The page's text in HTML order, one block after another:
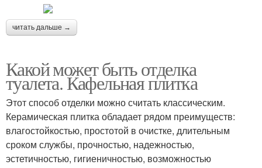
читать дальше →
Какой может быть отделка
туалета. Кафельная плитка
Этот способ отделки можно считать классическим.
Керамическая плитка обладает рядом преимуществ:
влагостойкостью, простотой в очистке, длительным
сроком службы, прочностью, надежностью,
эстетичностью, гигиеничностью, возможностью